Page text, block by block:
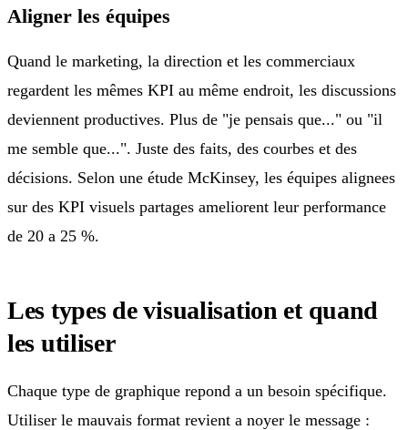
Aligner les équipes
Quand le marketing, la direction et les commerciaux
regardent les mêmes KPI au même endroit, les discussions
deviennent productives. Plus de "je pensais que..." ou "il
me semble que...". Juste des faits, des courbes et des
décisions. Selon une étude McKinsey, les équipes alignees
sur des KPI visuels partages ameliorent leur performance
de 20 a 25 %.
Les types de visualisation et quand
les utiliser
Chaque type de graphique repond a un besoin spécifique.
Utiliser le mauvais format revient a noyer le message :